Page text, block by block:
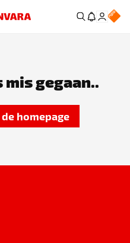
mis gegaan..
homepage